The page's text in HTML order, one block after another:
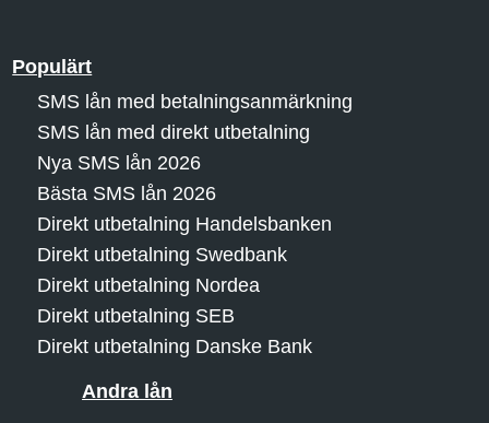
Populärt
SMS lån med betalningsanmärkning
SMS lån med direkt utbetalning
Nya SMS lån 2026
Bästa SMS lån 2026
Direkt utbetalning Handelsbanken
Direkt utbetalning Swedbank
Direkt utbetalning Nordea
Direkt utbetalning SEB
Direkt utbetalning Danske Bank
Andra lån